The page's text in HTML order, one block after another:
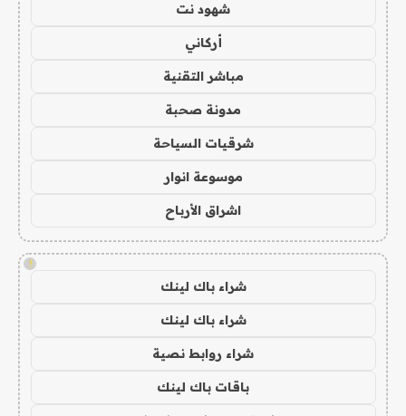
شهود نت
أركاني
مباشر التقنية
مدونة صحبة
شرقيات السياحة
موسوعة انوار
اشراق الأرباح
!
شراء باك لينك
شراء باك لينك
شراء روابط نصية
باقات باك لينك